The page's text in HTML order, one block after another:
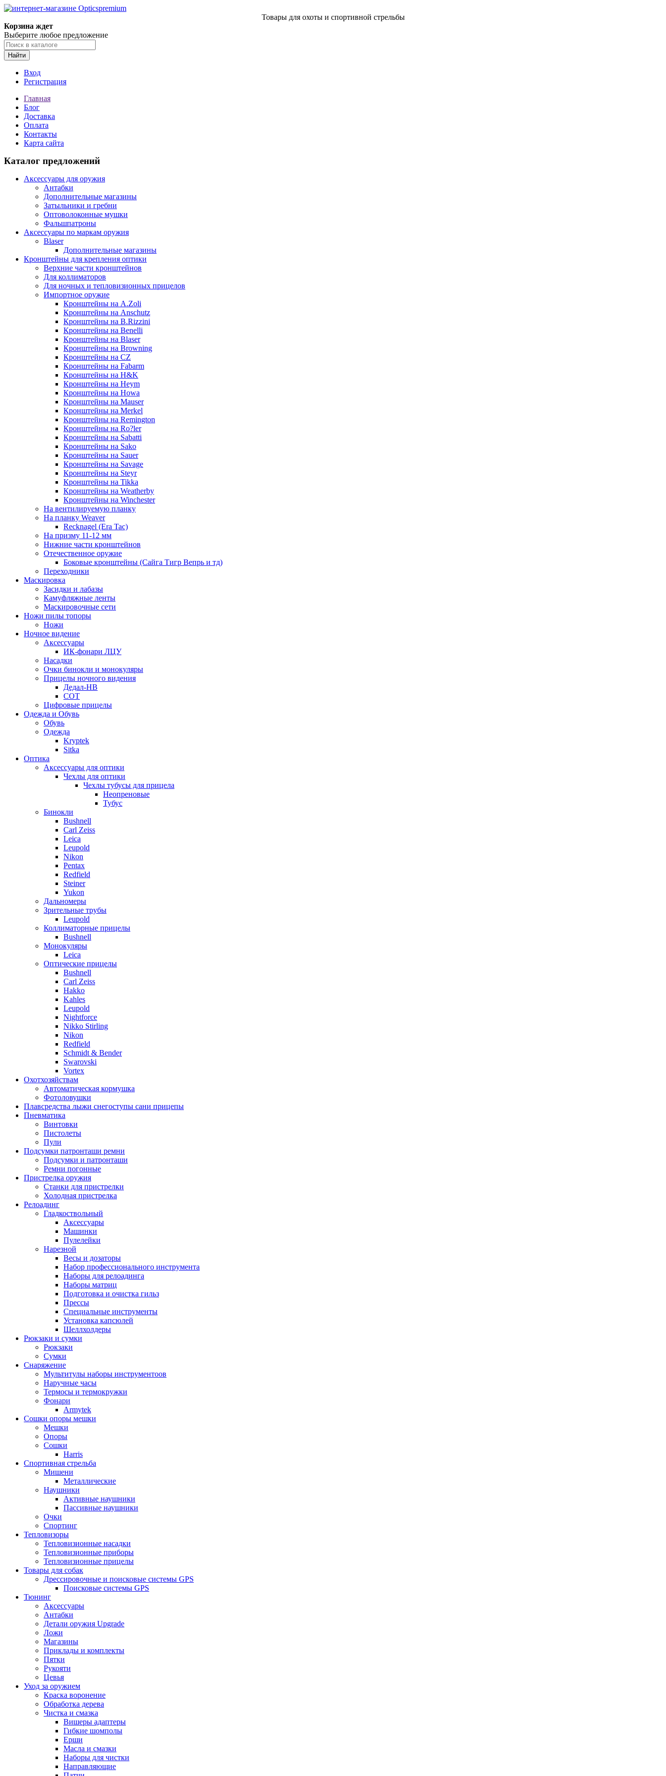
Товары для охоты и спортивной стрельбы
Корзина ждет
Выберите любое предложение
Найти
Вход
Регистрация
Главная
Блог
Доставка
Оплата
Контакты
Карта сайта
Каталог предложений
Аксессуары для оружия
Антабки
Дополнительные магазины
Затыльники и гребни
Оптоволоконные мушки
Фальшпатроны
Аксессуары по маркам оружия
Blaser
Дополнительные магазины
Кронштейны для крепления оптики
Верхние части кронштейнов
Для коллиматоров
Для ночных и тепловизионных прицелов
Импортное оружие
Кронштейны на A.Zoli
Кронштейны на Anschutz
Кронштейны на B.Rizzini
Кронштейны на Benelli
Кронштейны на Blaser
Кронштейны на Browning
Кронштейны на CZ
Кронштейны на Fabarm
Кронштейны на H&K
Кронштейны на Heym
Кронштейны на Howa
Кронштейны на Mauser
Кронштейны на Merkel
Кронштейны на Remington
Кронштейны на Ro?ler
Кронштейны на Sabatti
Кронштейны на Sako
Кронштейны на Sauer
Кронштейны на Savage
Кронштейны на Steyr
Кронштейны на Tikka
Кронштейны на Weatherby
Кронштейны на Winchester
На вентилируемую планку
На планку Weaver
Recknagel (Era Tac)
На призму 11-12 мм
Нижние части кронштейнов
Отечественное оружие
Боковые кронштейны (Сайга Тигр Вепрь и тд)
Переходники
Маскировка
Засидки и лабазы
Камуфляжные ленты
Маскировочные сети
Ножи пилы топоры
Ножи
Ночное видение
Аксессуары
ИК-фонари ЛЦУ
Насадки
Очки бинокли и монокуляры
Прицелы ночного видения
Дедал-НВ
СОТ
Цифровые прицелы
Одежда и Обувь
Обувь
Одежда
Kryptek
Sitka
Оптика
Аксессуары для оптики
Чехлы для оптики
Чехлы тубусы для прицела
Неопреновые
Тубус
Бинокли
Bushnell
Carl Zeiss
Leica
Leupold
Nikon
Pentax
Redfield
Steiner
Yukon
Дальномеры
Зрительные трубы
Leupold
Коллиматорные прицелы
Bushnell
Монокуляры
Leica
Оптические прицелы
Bushnell
Carl Zeiss
Hakko
Kahles
Leupold
Nightforce
Nikko Stirling
Nikon
Redfield
Schmidt & Bender
Swarovski
Vortex
Охотхозяйствам
Автоматическая кормушка
Фотоловушки
Плавсредства лыжи снегоступы сани прицепы
Пневматика
Винтовки
Пистолеты
Пули
Подсумки патронташи ремни
Подсумки и патронташи
Ремни погонные
Пристрелка оружия
Станки для пристрелки
Холодная пристрелка
Релоадинг
Гладкоствольный
Аксессуары
Машинки
Пулелейки
Нарезной
Весы и дозаторы
Набор профессионального инструмента
Наборы для релоадинга
Наборы матриц
Подготовка и очистка гильз
Прессы
Специальные инструменты
Установка капсюлей
Шеллхолдеры
Рюкзаки и сумки
Рюкзаки
Сумки
Снаряжение
Мультитулы наборы инструментоов
Наручные часы
Термосы и термокружки
Фонари
Armytek
Сошки опоры мешки
Мешки
Опоры
Сошки
Harris
Спортивная стрельба
Мишени
Металлические
Наушники
Активные наушники
Пассивные наушники
Очки
Спортинг
Тепловизоры
Тепловизионные насадки
Тепловизионные приборы
Тепловизионные прицелы
Товары для собак
Дрессировочные и поисковые системы GPS
Поисковые системы GPS
Тюнинг
Аксессуары
Антабки
Детали оружия Upgrade
Ложи
Магазины
Приклады и комплекты
Пятки
Рукояти
Цевья
Уход за оружием
Краска воронение
Обработка дерева
Чистка и смазка
Вишеры адаптеры
Гибкие шомполы
Ерши
Масла и смазки
Наборы для чистки
Направляющие